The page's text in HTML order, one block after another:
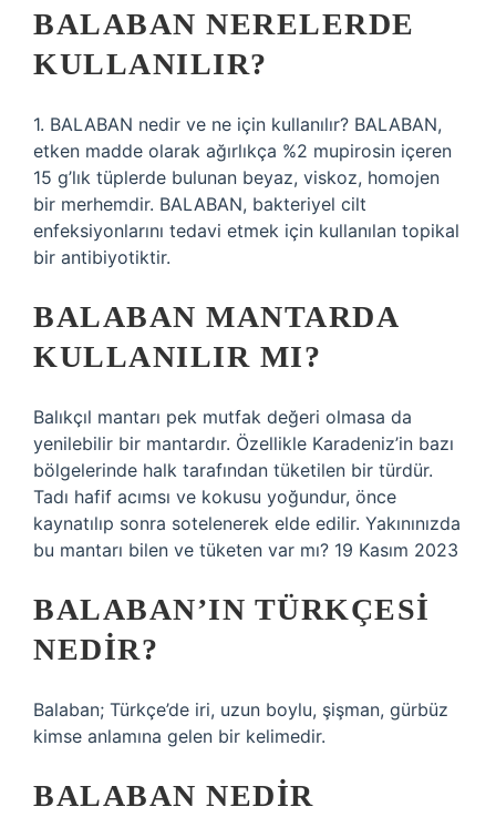
BALABAN NERELERDE
KULLANILIR?
1. BALABAN nedir ve ne için kullanılır? BALABAN,
etken madde olarak ağırlıkça %2 mupirosin içeren
15 g’lık tüplerde bulunan beyaz, viskoz, homojen
bir merhemdir. BALABAN, bakteriyel cilt
enfeksiyonlarını tedavi etmek için kullanılan topikal
bir antibiyotiktir.
BALABAN MANTARDA
KULLANILIR MI?
Balıkçıl mantarı pek mutfak değeri olmasa da
yenilebilir bir mantardır. Özellikle Karadeniz’in bazı
bölgelerinde halk tarafından tüketilen bir türdür.
Tadı hafif acımsı ve kokusu yoğundur, önce
kaynatılıp sonra sotelenerek elde edilir. Yakınınızda
bu mantarı bilen ve tüketen var mı? 19 Kasım 2023
BALABAN’IN TÜRKÇESI
NEDIR?
Balaban; Türkçe’de iri, uzun boylu, şişman, gürbüz
kimse anlamına gelen bir kelimedir.
BALABAN NEDIR